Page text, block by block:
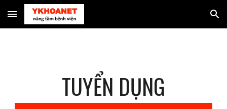
Skip to main content Skip to navigation
TUYỂN DỤNG